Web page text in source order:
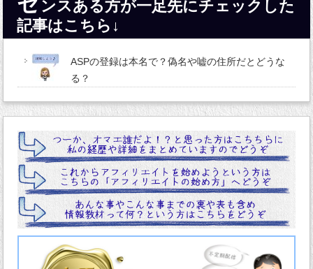
ンスある方が一足先にチェックした
記事はこちら↓
ASPの登録は本名で？偽名や嘘の住所だとどうな
る？